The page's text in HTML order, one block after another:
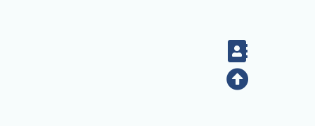
Contact
Top